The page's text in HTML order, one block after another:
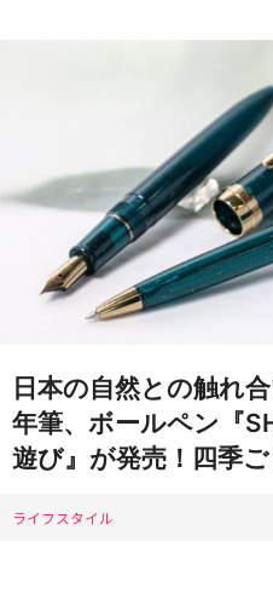
日本の自然との触れ
年筆、ボールペン『
遊び』が発売！四季
ライフスタイル